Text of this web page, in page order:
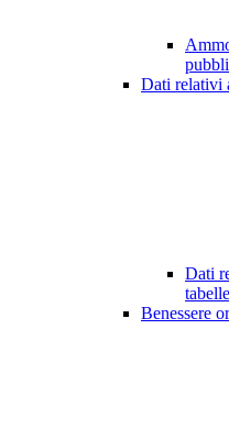
Dati relativi
Dati
Benessere